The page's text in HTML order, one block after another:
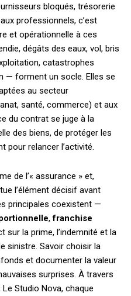
bloqués, trésorerie
professionnels, c’est
et opérationnelle à ces
dégâts des eaux, vol, bris
catastrophes
— forment un socle. Elles se
au secteur
santé, commerce) et aux
du contrat se juge à la
des biens, de protéger les
pour relancer l’activité.
de l’« assurance » et,
l’élément décisif avant
principales coexistent —
,franchise
sur la prime, l’indemnité et la
sinistre. Savoir choisir la
et documenter la valeur
surprises. À travers
Studio Nova, chaque